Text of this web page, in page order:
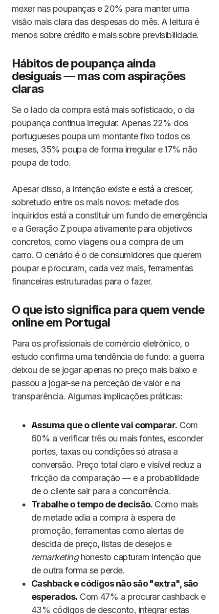
mexer nas poupanças e 20% para manter uma
visão mais clara das despesas do mês. A leitura é
menos sobre crédito e mais sobre previsibilidade.
Hábitos de poupança ainda
desiguais — mas com aspirações
claras
Se o lado da compra está mais sofisticado, o da
poupança continua irregular. Apenas 22% dos
portugueses poupa um montante fixo todos os
meses, 35% poupa de forma irregular e 17% não
poupa de todo.
Apesar disso, a intenção existe e está a crescer,
sobretudo entre os mais novos: metade dos
inquiridos está a constituir um fundo de emergência
e a Geração Z poupa ativamente para objetivos
concretos, como viagens ou a compra de um
carro. O cenário é o de consumidores que querem
poupar e procuram, cada vez mais, ferramentas
financeiras estruturadas para o fazer.
O que isto significa para quem vende
online em Portugal
Para os profissionais de comércio eletrónico, o
estudo confirma uma tendência de fundo: a guerra
deixou de se jogar apenas no preço mais baixo e
passou a jogar-se na perceção de valor e na
transparência. Algumas implicações práticas:
Assuma que o cliente vai comparar. Com
60% a verificar três ou mais fontes, esconder
portes, taxas ou condições só atrasa a
conversão. Preço total claro e visível reduz a
fricção da comparação — e a probabilidade
de o cliente sair para a concorrência.
Trabalhe o tempo de decisão. Como mais
de metade adia a compra à espera de
promoção, ferramentas como alertas de
descida de preço, listas de desejos e
remarketinghonesto capturam intenção que
de outra forma se perde.
Cashback e códigos não são "extra", são
esperados. Com 47% a procurar cashback e
43% códigos de desconto, integrar estas